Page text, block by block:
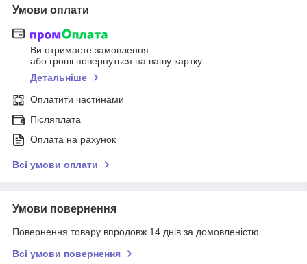
Умови оплати
Ви отримаєте замовлення
або гроші повернуться на вашу картку
Детальніше
Оплатити частинами
Післяплата
Оплата на рахунок
Всі умови оплати
Умови повернення
Повернення товару впродовж 14 днів за домовленістю
Всі умови повернення